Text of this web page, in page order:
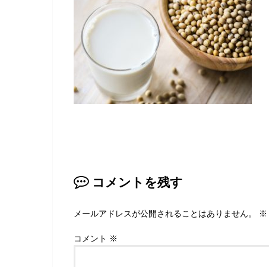
コメントを残す
メールアドレスが公開されることはありません。 ※
コメント ※